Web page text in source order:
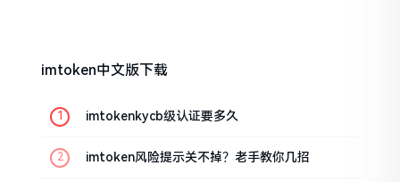
imtoken中文版下载
imtokenkycb级认证要多久
imtoken风险提示关不掉？老手教你几招